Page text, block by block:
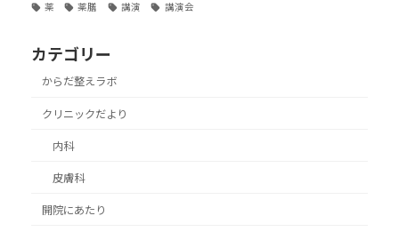
薬 薬膳 講演 講演会
カテゴリー
からだ整えラボ
クリニックだより
内科
皮膚科
開院にあたり